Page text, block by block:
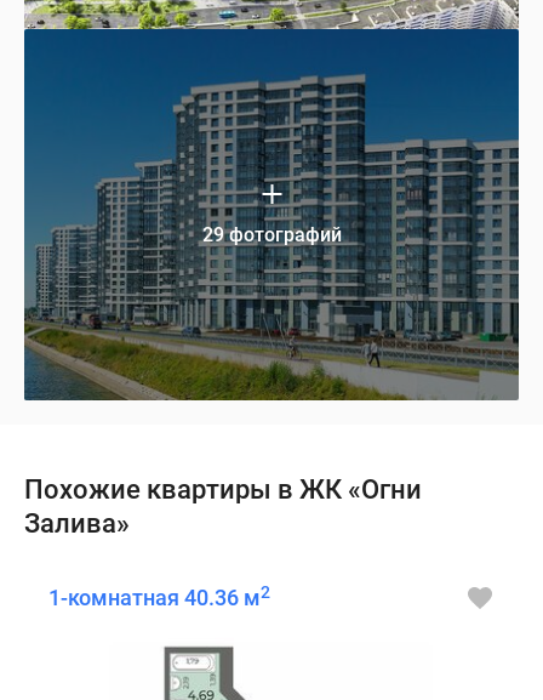
29 фотографий
Похожие квартиры в ЖК «Огни
Залива»
1-комнатная 40.36 м2